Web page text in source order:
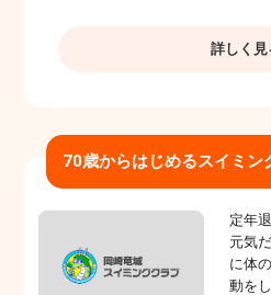
詳しく見
70歳からはじめるスイミン
定年
元気
に体
動を